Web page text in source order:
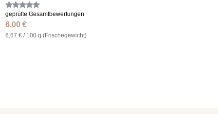
Bewertet
mit
4.75
von 5
geprüfte Gesamtbewertungen
6,00€
6,67€ / 100 g (Frische­gewicht)